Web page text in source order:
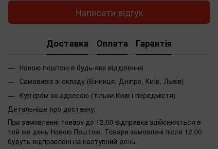
Написати відгук
Доставка Оплата Гарантія
Новою поштою в будь-яке відділення
Самовивіз зі складу (Вінниця, Дніпро, Київ, Львів)
Кур'єром за адресою (тільки Київ і передмістя)
Детальніше про доставку:
При замовленні товару до 12.00 відправка здійснюється в
той же день Новою Поштою. Товари замовлені після 12.00
будуть відправлені на наступний день.